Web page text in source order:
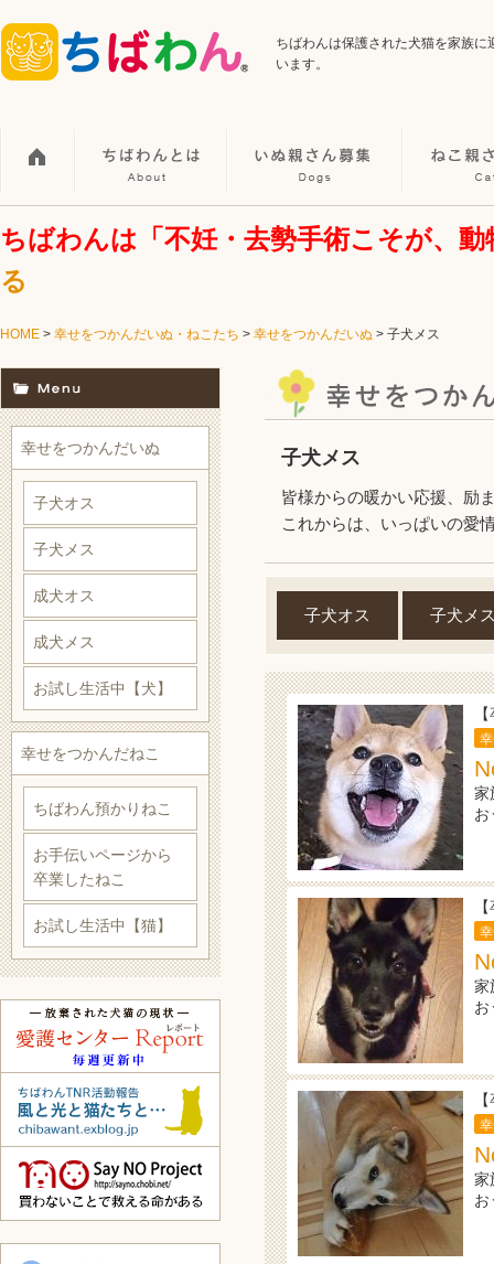
ちばわんは保護された犬猫を家族
います。
ちばわんは「不妊・去勢手術こそが、
る
HOME > 幸せをつかんだいぬ・ねこたち > 幸せをつかんだいぬ > 子犬メス
子犬メス
皆様からの暖かい応援、励
これからは、いっぱいの愛
子犬オス 子犬メ
家
お
家
お
家
お
幸せをつかんだいぬ
子犬オス
子犬メス
成犬オス
成犬メス
お試し生活中【犬】
幸せをつかんだねこ
ちばわん預かりねこ
お手伝いページから
卒業したねこ
お試し生活中【猫】